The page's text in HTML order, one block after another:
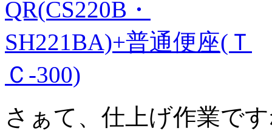
さぁて、仕上げ作業で